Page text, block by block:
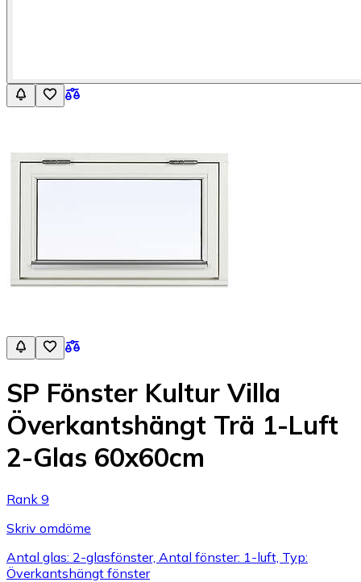
SP Fönster Kultur Villa
Överkantshängt Trä 1-Luft
2-Glas 60x60cm
Rank 9
Skriv omdöme
Antal glas: 2-glasfönster, Antal fönster: 1-luft, Typ:
Överkantshängt fönster